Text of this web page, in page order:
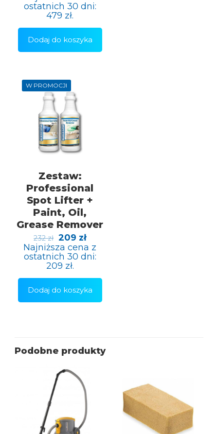
wynosiła:
542 zł.
wynosi:
ostatnich 30 dni:
479 zł.
Dodaj do koszyka
W PROMOCJI
Zestaw:
Professional
Spot Lifter +
Paint, Oil,
Grease Remover
232zł Pierwotna
cena
wynosiła:
232 zł.
209 złAktualna
cena
wynosi:
Najniższa cena z
ostatnich 30 dni:
209 zł.
Dodaj do koszyka
Podobne produkty